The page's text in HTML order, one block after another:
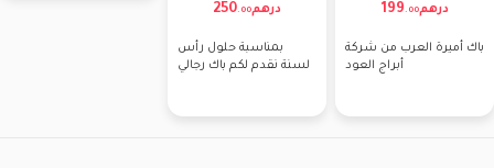
250. 00درهم
بمناسبة حلول رأس
السنة نقدم لكم باك رجالي
199 . 00درهم
باك أميرة العرب من شركة
أبراج العود